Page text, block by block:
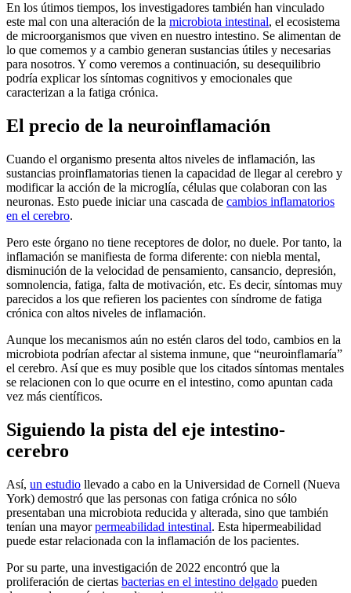
En los útimos tiempos, los investigadores también han vinculado
este mal con una alteración de la microbiota intestinal, el ecosistema
de microorganismos que viven en nuestro intestino. Se alimentan de
lo que comemos y a cambio generan sustancias útiles y necesarias
para nosotros. Y como veremos a continuación, su desequilibrio
podría explicar los síntomas cognitivos y emocionales que
caracterizan a la fatiga crónica.
El precio de la neuroinflamación
Cuando el organismo presenta altos niveles de inflamación, las
sustancias proinflamatorias tienen la capacidad de llegar al cerebro y
modificar la acción de la microglía, células que colaboran con las
neuronas. Esto puede iniciar una cascada de cambios inflamatorios
en el cerebro.
Pero este órgano no tiene receptores de dolor, no duele. Por tanto, la
inflamación se manifiesta de forma diferente: con niebla mental,
disminución de la velocidad de pensamiento, cansancio, depresión,
somnolencia, fatiga, falta de motivación, etc. Es decir, síntomas muy
parecidos a los que refieren los pacientes con síndrome de fatiga
crónica con altos niveles de inflamación.
Aunque los mecanismos aún no estén claros del todo, cambios en la
microbiota podrían afectar al sistema inmune, que “neuroinflamaría”
el cerebro. Así que es muy posible que los citados síntomas mentales
se relacionen con lo que ocurre en el intestino, como apuntan cada
vez más científicos.
Siguiendo la pista del eje intestino-
cerebro
Así, un estudio llevado a cabo en la Universidad de Cornell (Nueva
York) demostró que las personas con fatiga crónica no sólo
presentaban una microbiota reducida y alterada, sino que también
tenían una mayorpermeabilidad intestinal. Esta hipermeabilidad
puede estar relacionada con la inflamación de los pacientes.
Por su parte, una investigación de 2022 encontró que la
proliferación de ciertas bacterias en el intestino delgado pueden